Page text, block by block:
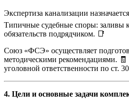
Экспертиза канализации
Типичные судебные споры: заливы
обязательств подрядчиком. 📑
Союз «ФСЭ» осуществляет
методическими рекомендациями.
уголовной ответственности по ст.
4. Цели и основные задачи